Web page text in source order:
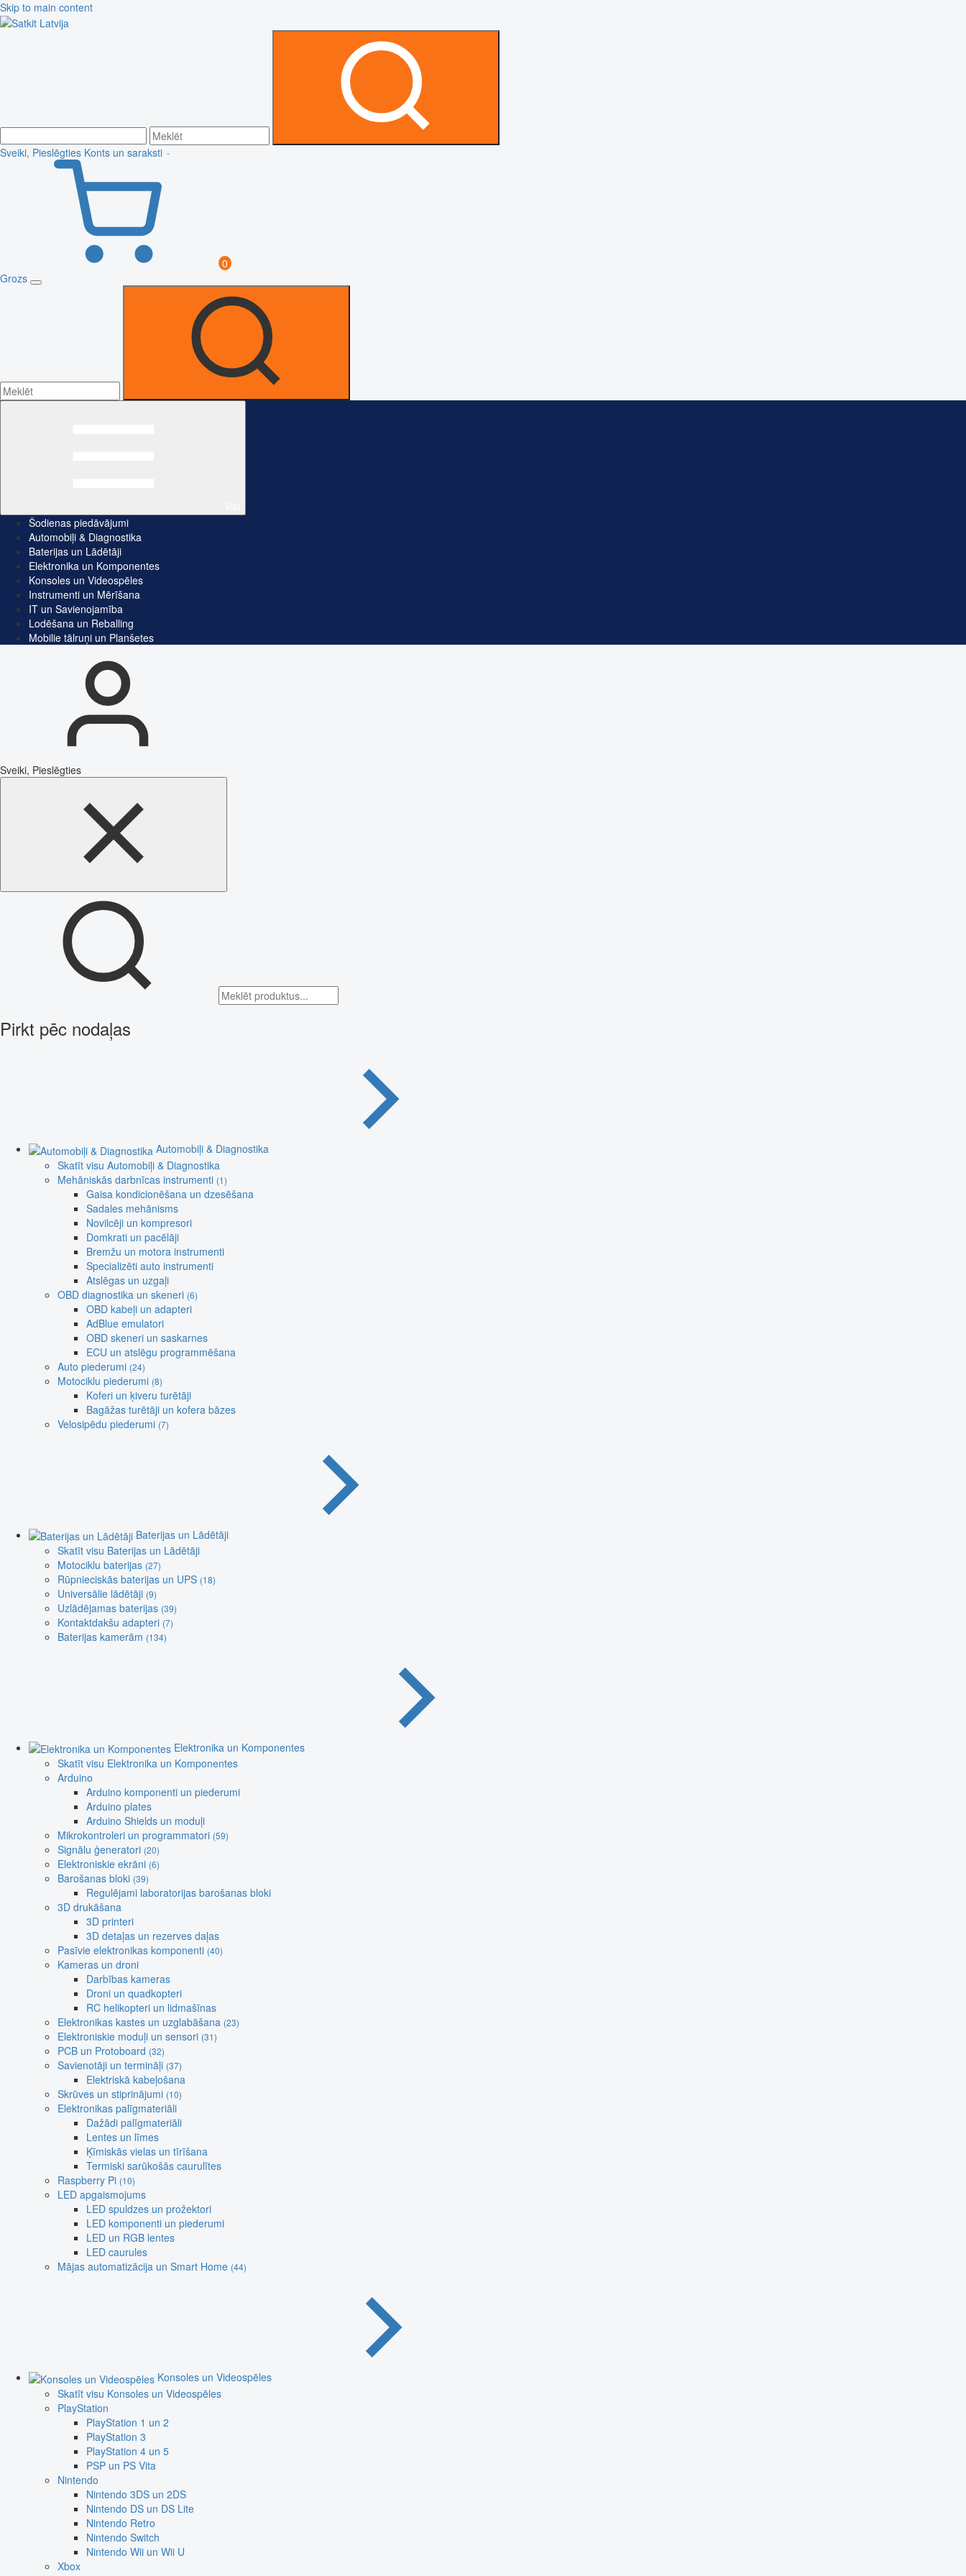
Skip to main content
Sveiki, Pieslēgties Konts un saraksti
0
Grozs
Šodienas piedāvājumi
Automobiļi & Diagnostika
Baterijas un Lādētāji
Elektronika un Komponentes
Konsoles un Videospēles
Instrumenti un Mērīšana
IT un Savienojamība
Lodēšana un Reballing
Mobilie tālruņi un Planšetes
Sveiki, Pieslēgties
Pirkt pēc nodaļas
Automobiļi & Diagnostika
Skatīt visu Automobiļi & Diagnostika
Mehāniskās darbnīcas instrumenti (1)
Gaisa kondicionēšana un dzesēšana
Sadales mehānisms
Novilcēji un kompresori
Domkrati un pacēlāji
Bremžu un motora instrumenti
Specializēti auto instrumenti
Atslēgas un uzgaļi
OBD diagnostika un skeneri (6)
OBD kabeļi un adapteri
AdBlue emulatori
OBD skeneri un saskarnes
ECU un atslēgu programmēšana
Auto piederumi (24)
Motociklu piederumi (8)
Koferi un ķiveru turētāji
Bagāžas turētāji un kofera bāzes
Velosipēdu piederumi (7)
Baterijas un Lādētāji
Skatīt visu Baterijas un Lādētāji
Motociklu baterijas (27)
Rūpnieciskās baterijas un UPS (18)
Universālie lādētāji (9)
Uzlādējamas baterijas (39)
Kontaktdakšu adapteri (7)
Baterijas kamerām (134)
Elektronika un Komponentes
Skatīt visu Elektronika un Komponentes
Arduino
Arduino komponenti un piederumi
Arduino plates
Arduino Shields un moduļi
Mikrokontroleri un programmatori (59)
Signālu ģeneratori (20)
Elektroniskie ekrāni (6)
Barošanas bloki (39)
Regulējami laboratorijas barošanas bloki
3D drukāšana
3D printeri
3D detaļas un rezerves daļas
Pasīvie elektronikas komponenti (40)
Kameras un droni
Darbības kameras
Droni un quadkopteri
RC helikopteri un lidmašīnas
Elektronikas kastes un uzglabāšana (23)
Elektroniskie moduļi un sensori (31)
PCB un Protoboard (32)
Savienotāji un termināļi (37)
Elektriskā kabeļošana
Skrūves un stiprinājumi (10)
Elektronikas palīgmateriāli
Dažādi palīgmateriāli
Lentes un līmes
Ķīmiskās vielas un tīrīšana
Termiski sarūkošās caurulītes
Raspberry Pi (10)
LED apgaismojums
LED spuldzes un prožektori
LED komponenti un piederumi
LED un RGB lentes
LED caurules
Mājas automatizācija un Smart Home (44)
Konsoles un Videospēles
Skatīt visu Konsoles un Videospēles
PlayStation
PlayStation 1 un 2
PlayStation 3
PlayStation 4 un 5
PSP un PS Vita
Nintendo
Nintendo 3DS un 2DS
Nintendo DS un DS Lite
Nintendo Retro
Nintendo Switch
Nintendo Wii un Wii U
Xbox